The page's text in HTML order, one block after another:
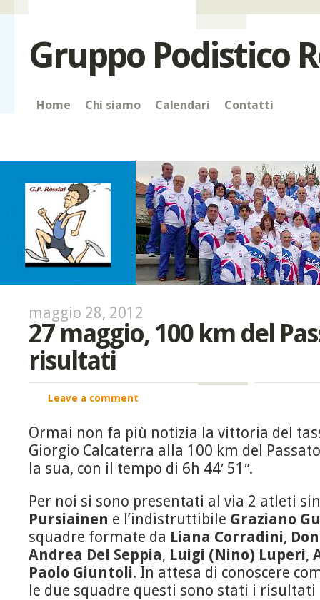
Gruppo Podistico
Home Chi siamo Calendari Contatti
maggio 28, 2012
27 maggio, 100 km del
risultati
Leave a comment
Ormai non fa più notizia la vittoria del
Giorgio Calcaterra alla 100 km del
la sua, con il tempo di 6h 44′ 51″.
Per noi si sono presentati al via 2 atleti
Pursiainen e l’indistruttibile Graziano
squadre formate da Liana Corradini,
Andrea Del Seppia, Luigi (Nino) Luperi,
Paolo Giuntoli. In attesa di conoscere
le due squadre questi sono stati i